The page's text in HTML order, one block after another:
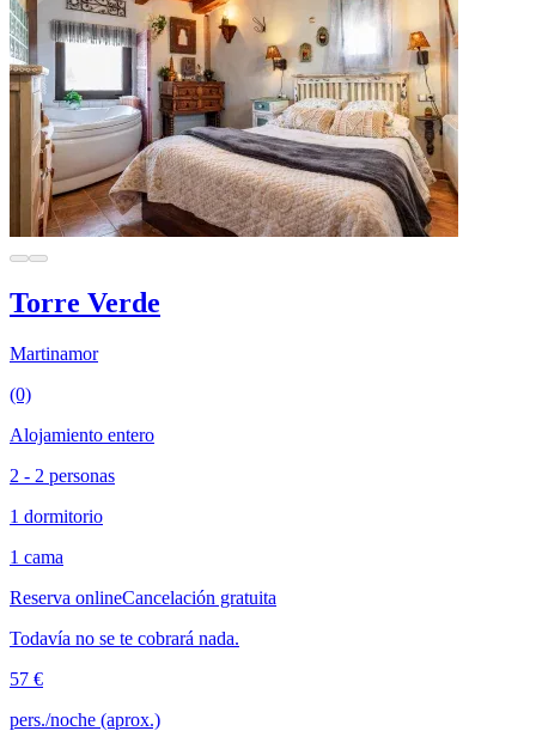
Torre Verde
Martinamor
(0)
Alojamiento entero
2 - 2 personas
1 dormitorio
1 cama
Reserva onlineCancelación gratuita
Todavía no se te cobrará nada.
57 €
pers./noche (aprox.)